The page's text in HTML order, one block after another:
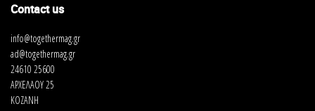
Contact us
info@togethermag.gr
ad@togethermag.gr
24610 25600
ΑΡΧΕΛΑΟΥ 25
ΚΟΖΑΝΗ